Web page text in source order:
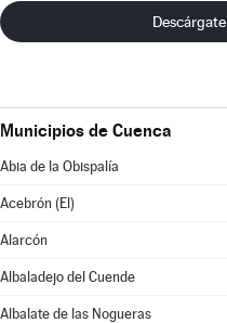
Municipios de Cuenca
Abia de la Obispalía
Acebrón (El)
Alarcón
Albaladejo del Cuende
Albalate de las Nogueras